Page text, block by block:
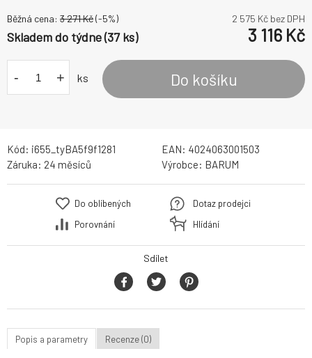
Běžná cena: 3 271Kč(-5%) 2 575 Kč bez DPH
Skladem do týdne (37 ks) 3 116 Kč
- + ks Do košíku
Kód: i655_tyBA5f9f1281 EAN: 4024063001503
Záruka: 24 měsíců Výrobce: BARUM
Do oblíbených
Porovnání
Dotaz prodejci
Hlídání
Sdílet
Popis a parametry Recenze (0)